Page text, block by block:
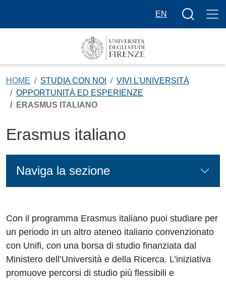
EN
Bottone
HOME STUDIA CON NOI
VIVI L'UNIVERSITÀ
OPPORTUNITÀ ED ESPERIENZE
ERASMUS ITALIANO
Erasmus italiano
Con il programma Erasmus italiano puoi studiare per
un periodo in un altro ateneo italiano convenzionato
con Unifi, con una borsa di studio finanziata dal
Ministero dell’Università e della Ricerca. L’iniziativa
promuove percorsi di studio più flessibili e
Naviga la sezione